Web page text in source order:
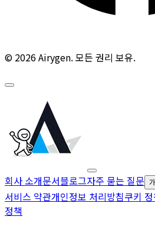
© 2026 Airygen. 모든 권리 보유.
회사 소개문서블로그자주 묻는 질문
서비스 약관개인정보 처리방침쿠키 정
정책